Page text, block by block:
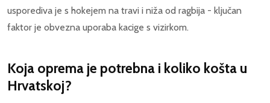
usporediva je s hokejem na travi i niža od ragbija - ključan
faktor je obvezna uporaba kacige s vizirkom.
Koja oprema je potrebna i koliko košta u
Hrvatskoj?